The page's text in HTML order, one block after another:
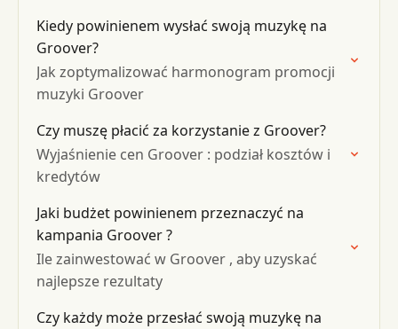
Kiedy powinienem wysłać swoją muzykę na
Groover?
Jak zoptymalizować harmonogram promocji
muzyki Groover
Czy muszę płacić za korzystanie z Groover?
Wyjaśnienie cen Groover : podział kosztów i
kredytów
Jaki budżet powinienem przeznaczyć na
kampania Groover ?
Ile zainwestować w Groover , aby uzyskać
najlepsze rezultaty
Czy każdy może przesłać swoją muzykę na